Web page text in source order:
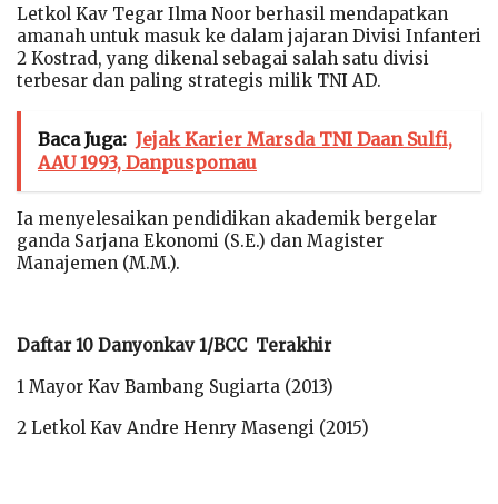
Letkol Kav Tegar Ilma Noor berhasil mendapatkan
amanah untuk masuk ke dalam jajaran Divisi Infanteri
2 Kostrad, yang dikenal sebagai salah satu divisi
terbesar dan paling strategis milik TNI AD.
Baca Juga: Jejak Karier Marsda TNI Daan Sulfi,
AAU 1993, Danpuspomau
Ia menyelesaikan pendidikan akademik bergelar
ganda Sarjana Ekonomi (S.E.) dan Magister
Manajemen (M.M.).
Daftar 10 Danyonkav 1/BCC Terakhir
1 Mayor Kav Bambang Sugiarta (2013)
2 Letkol Kav Andre Henry Masengi (2015)